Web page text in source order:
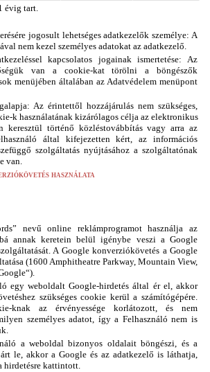
évig tart.
jogosult lehetséges adatkezelők személye: A
nem kezel személyes adatokat az adatkezelő.
kapcsolatos jogainak ismertetése: Az
van a cookie-kat törölni a böngészők
menüjében általában az Adatvédelem menüpont
Az érintettől hozzájárulás nem szükséges,
k használatának kizárólagos célja az elektronikus
keresztül történő közléstovábbítás vagy arra az
által kifejezetten kért, az információs
szolgáltatás nyújtásához a szolgáltatónak
van.
használata
nevű online reklámprogramot használja az
annak keretein belül igénybe veszi a Google
A Google konverziókövetés a Google
(1600 Amphitheatre Parkway, Mountain View,
egy weboldalt Google-hirdetés által ér el, akkor
szükséges cookie kerül a számítógépére.
knak az érvényessége korlátozott, és nem
személyes adatot, így a Felhasználó nem is
a weboldal bizonyos oldalait böngészi, és a
le, akkor a Google és az adatkezelő is láthatja,
hirdetésre kattintott.